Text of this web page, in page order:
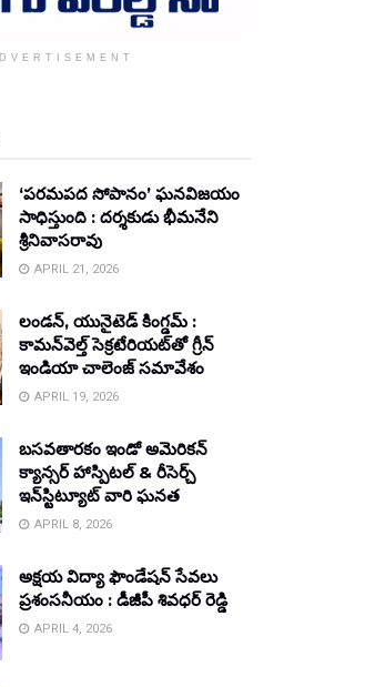
‘పరమపద సోపానం’ ఘనవిజయం
సాధిస్తుంది : దర్శకుడు భీమనేని
శ్రీనివాసరావు
APRIL 21, 2026
లండన్, యునైటెడ్ కింగ్డమ్ :
కామన్‌వెల్త్ సెక్రటేరియట్‌తో గ్రీన్
ఇండియా చాలెంజ్ సమావేశం
APRIL 19, 2026
బసవతారకం ఇండో అమెరికన్
క్యాన్సర్ హాస్పిటల్ & రీసెర్చ్
ఇన్‌స్టిట్యూట్ వారి ఘనత
APRIL 8, 2026
అక్షయ విద్యా ఫౌండేషన్ సేవలు
ప్రశంసనీయం : డీజీపీ శివధర్ రెడ్డి
APRIL 4, 2026